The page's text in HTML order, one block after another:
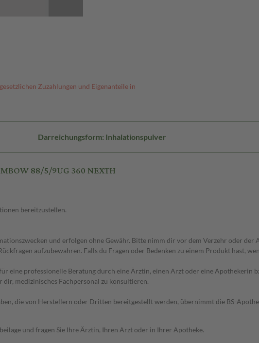
Zuzahlungen und Eigenanteile in
Darreichungsform: Inhalationspulver
88/5/9UG 360 NEXTH
bereitzustellen.
und erfolgen ohne Gewähr. Bitte nimm dir vor dem Verzehr oder
aufzubewahren. Falls du Fragen oder Bedenken zu einem Produkt hast,
eine professionelle Beratung durch eine Ärztin, einen Arzt oder eine Apothekerin
medizinisches Fachpersonal zu konsultieren.
die von Herstellern oder Dritten bereitgestellt werden, übernimmt die BS-
und fragen Sie Ihre Ärztin, Ihren Arzt oder in Ihrer Apotheke.